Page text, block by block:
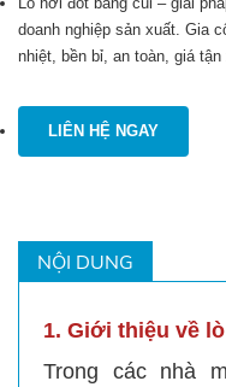
doanh nghiệp sản xuất. Gia
nhiệt, bền bỉ, an toàn, giá
LIÊN HỆ NGAY
NỘI DUNG
1. Giới thiệu về
Trong các nhà